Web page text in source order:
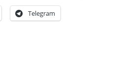
Telegram